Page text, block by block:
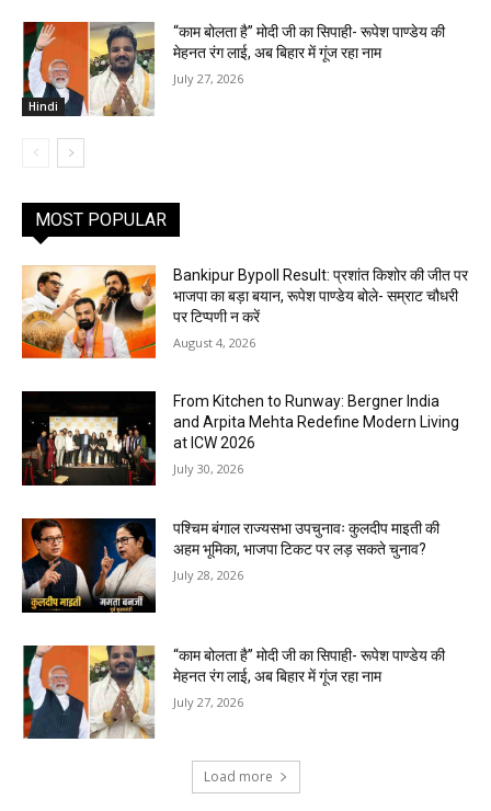
Hindi
“काम बोलता है” मोदी जी का सिपाही- रूपेश पाण्डेय की
मेहनत रंग लाई, अब बिहार में गूंज रहा नाम
July 27, 2026
MOST POPULAR
Bankipur Bypoll Result: प्रशांत किशोर की जीत पर
भाजपा का बड़ा बयान, रूपेश पाण्डेय बोले- सम्राट चौधरी
पर टिप्पणी न करें
August 4, 2026
From Kitchen to Runway: Bergner India
and Arpita Mehta Redefine Modern Living
at ICW 2026
July 30, 2026
पश्चिम बंगाल राज्यसभा उपचुनावः कुलदीप माइती की
अहम भूमिका, भाजपा टिकट पर लड़ सकते चुनाव?
July 28, 2026
“काम बोलता है” मोदी जी का सिपाही- रूपेश पाण्डेय की
मेहनत रंग लाई, अब बिहार में गूंज रहा नाम
July 27, 2026
Load more